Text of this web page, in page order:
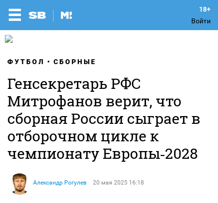
Войти
ФУТБОЛ СБОРНЫЕ
Генсекретарь РФС
Митрофанов верит, что
сборная России сыграет в
отборочном цикле к
чемпионату Европы‑2028
Александр Рогулев 20 мая 2025 16:18